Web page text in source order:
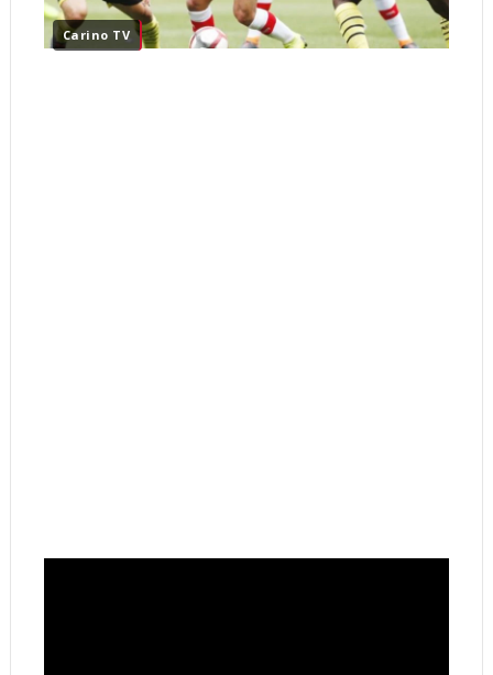
Carino TV